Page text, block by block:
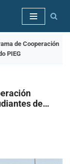
de Cooperación
PIEG
de